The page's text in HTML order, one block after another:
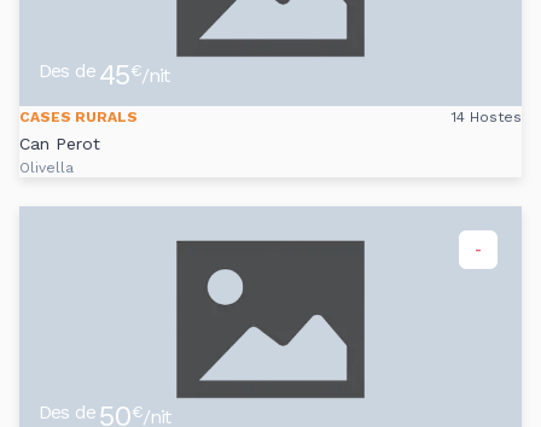
Des de 45€/nit
CASES RURALS 14 Hostes
Can Perot
Olivella
-
Des de 50€/nit